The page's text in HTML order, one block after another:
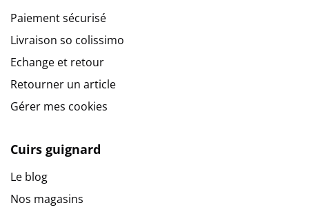
Paiement sécurisé
Livraison so colissimo
Echange et retour
Retourner un article
Gérer mes cookies
Cuirs guignard
Le blog
Nos magasins